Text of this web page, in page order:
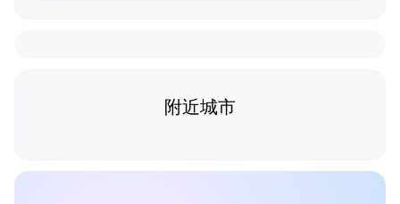
附近城市